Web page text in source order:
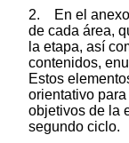
2. En el anexo
de cada área,
la etapa, así
contenidos,
Estos
orientativo
objetivos de la
segundo ciclo.